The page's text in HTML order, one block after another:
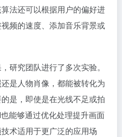
法还可以根据用户的偏好进
频的速度、添加音乐背景或
研究团队进行了多次实验。
是人物肖像，都能被转化为
是，即使是在光线不足或拍
能够通过优化处理提升画面
术适用于更广泛的应用场